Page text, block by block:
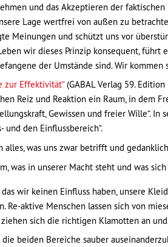
und das Akzeptieren der
Lage wertfrei von außen zu
Meinungen und schützt uns vor
wir dieses Prinzip konsequent, führt
der Umstände sind. Wir
zur Effektivität“(GABAL Verlag 59.
Reiz und Reaktion ein Raum, in dem
Gewissen und freier Wille“.
und den Einflussbereich“.
alles, was uns zwar betrifft und
was in unserer Macht steht und was
wir keinen Einfluss haben, unsere
Re-aktive Menschen lassen sich von
ziehen sich die richtigen Klamotten an
beiden Bereiche sauber